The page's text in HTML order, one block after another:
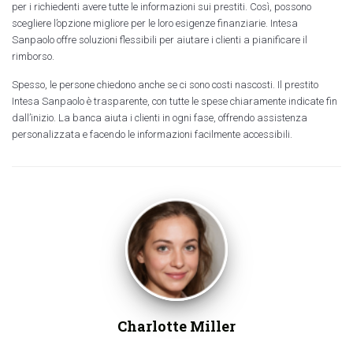
per i richiedenti avere tutte le informazioni sui prestiti. Così, possono
scegliere l’opzione migliore per le loro esigenze finanziarie. Intesa
Sanpaolo offre soluzioni flessibili per aiutare i clienti a pianificare il
rimborso.
Spesso, le persone chiedono anche se ci sono costi nascosti. Il prestito
Intesa Sanpaolo è trasparente, con tutte le spese chiaramente indicate fin
dall’inizio. La banca aiuta i clienti in ogni fase, offrendo assistenza
personalizzata e facendo le informazioni facilmente accessibili.
Charlotte Miller